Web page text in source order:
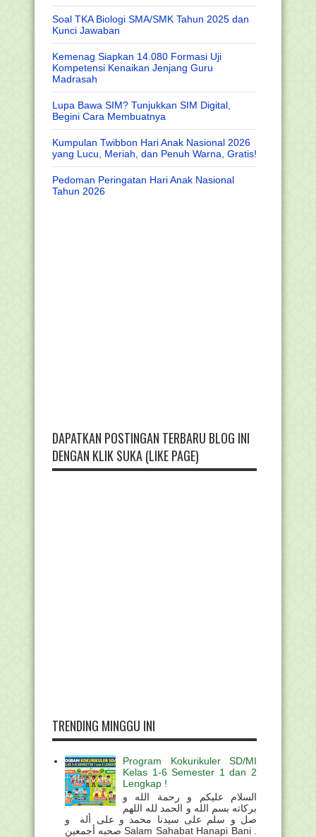
Soal TKA Biologi SMA/SMK Tahun 2025 dan
Kunci Jawaban
Kemenag Siapkan 14.080 Formasi Uji
Kompetensi Kenaikan Jenjang Guru
Madrasah
Lupa Bawa SIM? Tunjukkan SIM Digital,
Begini Cara Membuatnya
Kumpulan Twibbon Hari Anak Nasional 2026
yang Lucu, Meriah, dan Penuh Warna, Gratis!
Pedoman Peringatan Hari Anak Nasional
Tahun 2026
DAPATKAN POSTINGAN TERBARU BLOG INI
DENGAN KLIK SUKA (LIKE PAGE)
TRENDING MINGGU INI
Program Kokurikuler SD/MI
Kelas 1-6 Semester 1 dan 2
Lengkap !
السلام عليكم و رحمة الله و
بركاته بسم الله و الحمد لله اللهم
صل و سلم على سيدنا محمد و على أله و
صحبه أجمعين Salam Sahabat Hanapi Bani .